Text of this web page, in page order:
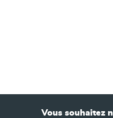
Vous souhaitez